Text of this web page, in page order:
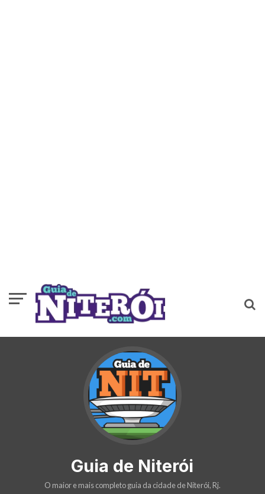
Guia de Niterói
O maior e mais completo guia da cidade de Niterói, Rj.